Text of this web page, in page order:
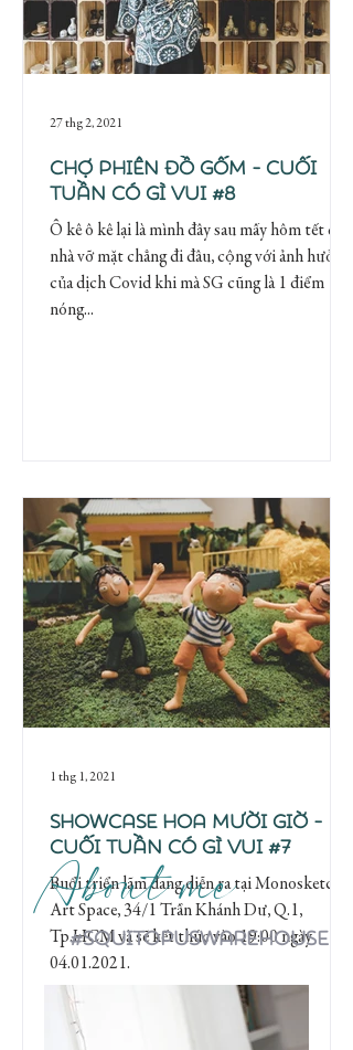
Chợ Phiên Đồ Gốm - Cuối
tuần có gì vui #8
Ô kê ô kê lại là mình đây sau mấy hôm tết dọn
nhà vỡ mặt chẳng đi đâu, cộng với ảnh hưởng
của dịch Covid khi mà SG cũng là 1 điểm
nóng...
27 thg 2, 2021
Showcase Hoa Mười Giờ -
Cuối tuần có gì vui #7
Buổi triển lãm đang diễn ra tại Monosketch
Art Space, 34/1 Trần Khánh Dư, Q.1,
Tp.HCM và sẽ kết thúc vào 19:00 ngày
04.01.2021.
1 thg 1, 2021
#Squitopuswarehouse
About me